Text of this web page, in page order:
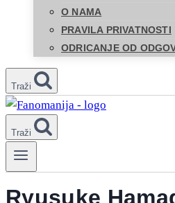
O NAMA
PRAVILA PRIVATNOSTI
ODRICANJE OD
Traži
Traži
Ryusuke